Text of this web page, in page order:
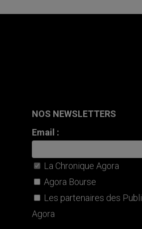
NOS NEWSLETTERS
Email :
La Chronique Agora
Agora Bourse
Les partenaires des
Agora